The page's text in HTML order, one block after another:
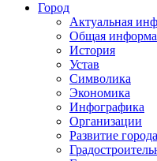
Город
Актуальная
Общая
История
Устав
Символика
Экономика
Инфографика
Организации
Развитие города